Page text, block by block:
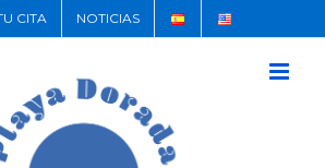
CITA NOTICIAS